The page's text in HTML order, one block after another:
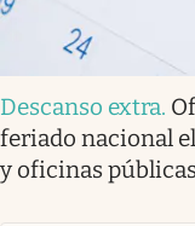
Descanso extra.
feriado nacional
y oficinas